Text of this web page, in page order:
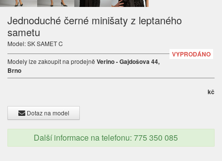
Jednoduché černé minišaty z leptaného
sametu
Model: SK SAMET C
VYPRODÁNO
Modely lze zakoupit na prodejně Verino - Gajdošova 44,
Brno
kč
Dotaz na model
Další informace na telefonu: 775 350 085